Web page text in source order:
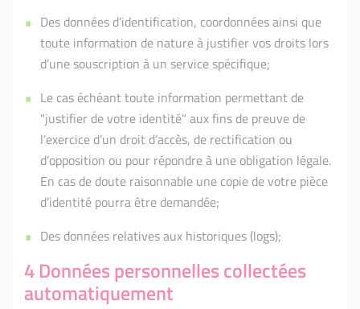
Des données d’identification, coordonnées ainsi que
toute information de nature à justifier vos droits lors
d’une souscription à un service spécifique;
Le cas échéant toute information permettant de
"justifier de votre identité" aux fins de preuve de
l’exercice d’un droit d’accès, de rectification ou
d’opposition ou pour répondre à une obligation légale.
En cas de doute raisonnable une copie de votre pièce
d’identité pourra être demandée;
Des données relatives aux historiques (logs);
4 Données personnelles collectées
automatiquement